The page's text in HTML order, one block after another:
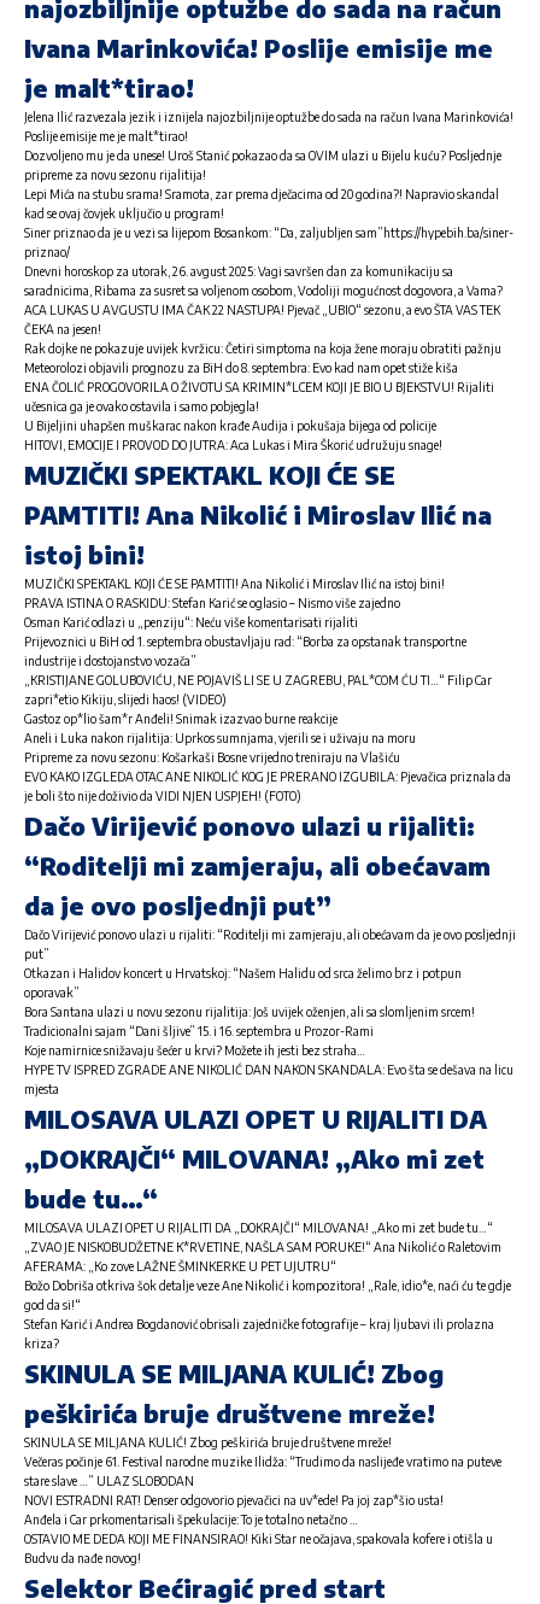
najozbiljnije optužbe do sada na račun
Ivana Marinkovića! Poslije emisije me
je malt*tirao!
Jelena Ilić razvezala jezik i iznijela najozbiljnije optužbe do sada na račun Ivana Marinkovića!
Poslije emisije me je malt*tirao!
Dozvoljeno mu je da unese! Uroš Stanić pokazao da sa OVIM ulazi u Bijelu kuću? Posljednje
pripreme za novu sezonu rijalitija!
Lepi Mića na stubu srama! Sramota, zar prema dječacima od 20 godina?! Napravio skandal
kad se ovaj čovjek uključio u program!
Siner priznao da je u vezi sa lijepom Bosankom: “Da, zaljubljen sam”https://hypebih.ba/siner-
priznao/
Dnevni horoskop za utorak, 26. avgust 2025: Vagi savršen dan za komunikaciju sa
saradnicima, Ribama za susret sa voljenom osobom, Vodoliji mogućnost dogovora, a Vama?
ACA LUKAS U AVGUSTU IMA ČAK 22 NASTUPA! Pjevač „UBIO“ sezonu, a evo ŠTA VAS TEK
ČEKA na jesen!
Rak dojke ne pokazuje uvijek kvržicu: Četiri simptoma na koja žene moraju obratiti pažnju
Meteorolozi objavili prognozu za BiH do 8. septembra: Evo kad nam opet stiže kiša
ENA ČOLIĆ PROGOVORILA O ŽIVOTU SA KRIMIN*LCEM KOJI JE BIO U BJEKSTVU! Rijaliti
učesnica ga je ovako ostavila i samo pobjegla!
U Bijeljini uhapšen muškarac nakon krađe Audija i pokušaja bijega od policije
HITOVI, EMOCIJE I PROVOD DO JUTRA: Aca Lukas i Mira Škorić udružuju snage!
MUZIČKI SPEKTAKL KOJI ĆE SE
PAMTITI! Ana Nikolić i Miroslav Ilić na
istoj bini!
MUZIČKI SPEKTAKL KOJI ĆE SE PAMTITI! Ana Nikolić i Miroslav Ilić na istoj bini!
PRAVA ISTINA O RASKIDU: Stefan Karić se oglasio – Nismo više zajedno
Osman Karić odlazi u „penziju“: Neću više komentarisati rijaliti
Prijevoznici u BiH od 1. septembra obustavljaju rad: “Borba za opstanak transportne
industrije i dostojanstvo vozača”
„KRISTIJANE GOLUBOVIĆU, NE POJAVIŠ LI SE U ZAGREBU, PAL*COM ĆU TI…“ Filip Car
zapri*etio Kikiju, slijedi haos! (VIDEO)
Gastoz op*lio šam*r Anđeli! Snimak izazvao burne reakcije
Aneli i Luka nakon rijalitija: Uprkos sumnjama, vjerili se i uživaju na moru
Pripreme za novu sezonu: Košarkaši Bosne vrijedno treniraju na Vlašiću
EVO KAKO IZGLEDA OTAC ANE NIKOLIĆ KOG JE PRERANO IZGUBILA: Pjevačica priznala da
je boli što nije doživio da VIDI NJEN USPJEH! (FOTO)
Dačo Virijević ponovo ulazi u rijaliti:
“Roditelji mi zamjeraju, ali obećavam
da je ovo posljednji put”
Dačo Virijević ponovo ulazi u rijaliti: “Roditelji mi zamjeraju, ali obećavam da je ovo posljednji
put”
Otkazan i Halidov koncert u Hrvatskoj: “Našem Halidu od srca želimo brz i potpun
oporavak”
Bora Santana ulazi u novu sezonu rijalitija: Još uvijek oženjen, ali sa slomljenim srcem!
Tradicionalni sajam “Dani šljive” 15. i 16. septembra u Prozor-Rami
Koje namirnice snižavaju šećer u krvi? Možete ih jesti bez straha…
HYPE TV ISPRED ZGRADE ANE NIKOLIĆ DAN NAKON SKANDALA: Evo šta se dešava na licu
mjesta
MILOSAVA ULAZI OPET U RIJALITI DA
„DOKRAJČI“ MILOVANA! „Ako mi zet
bude tu…“
MILOSAVA ULAZI OPET U RIJALITI DA „DOKRAJČI“ MILOVANA! „Ako mi zet bude tu…“
„ZVAO JE NISKOBUDŽETNE K*RVETINE, NAŠLA SAM PORUKE!“ Ana Nikolić o Raletovim
AFERAMA: „Ko zove LAŽNE ŠMINKERKE U PET UJUTRU“
Božo Dobriša otkriva šok detalje veze Ane Nikolić i kompozitora! „Rale, idio*e, naći ću te gdje
god da si!“
Stefan Karić i Andrea Bogdanović obrisali zajedničke fotografije – kraj ljubavi ili prolazna
kriza?
SKINULA SE MILJANA KULIĆ! Zbog
peškirića bruje društvene mreže!
SKINULA SE MILJANA KULIĆ! Zbog peškirića bruje društvene mreže!
Večeras počinje 61. Festival narodne muzike Ilidža: “Trudimo da naslijeđe vratimo na puteve
stare slave …” ULAZ SLOBODAN
NOVI ESTRADNI RAT! Denser odgovorio pjevačici na uv*ede! Pa joj zap*šio usta!
Anđela i Car prkomentarisali špekulacije: To je totalno netačno …
OSTAVIO ME DEDA KOJI ME FINANSIRAO! Kiki Star ne očajava, spakovala kofere i otišla u
Budvu da nađe novog!
Selektor Bećiragić pred start